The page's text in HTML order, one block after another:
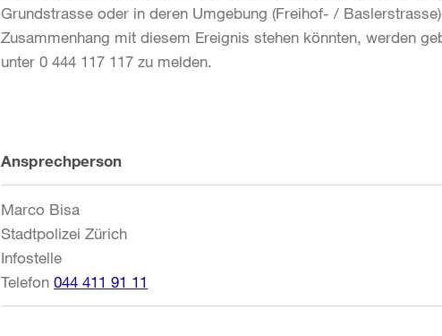
Grundstrasse oder in deren Umgebung (Freihof- /
Zusammenhang mit diesem Ereignis stehen könnten, werden
unter 0 444 117 117 zu melden.
Weitere
Informationen
Ansprechperson
Marco Bisa
Stadtpolizei Zürich
Infostelle
Telefon 044 411 91 11